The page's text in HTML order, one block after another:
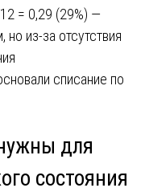
= 0,29 (29%) —
из-за отсутствия
списание по
для
состояния